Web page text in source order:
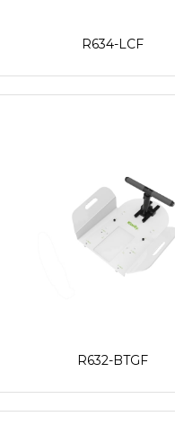
R634-LCF
R632-BTGF